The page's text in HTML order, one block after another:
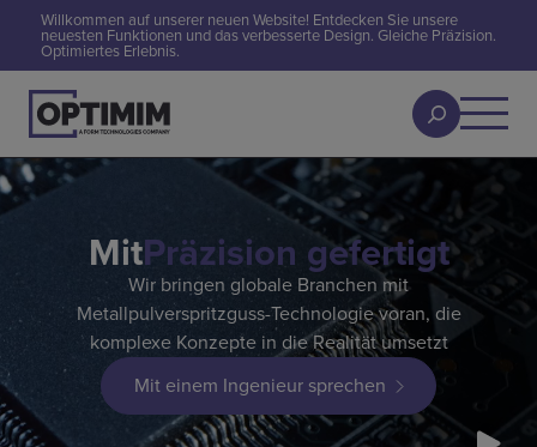
Willkommen auf unserer neuen Website! Entdecken Sie unsere
neuesten Funktionen und das verbesserte Design. Gleiche Präzision.
Optimiertes Erlebnis.
MitPräzision gefertigt
Wir bringen globale Branchen mit
Metallpulverspritzguss-Technologie voran, die
komplexe Konzepte in die Realität umsetzt
Mit einem Ingenieur sprechen